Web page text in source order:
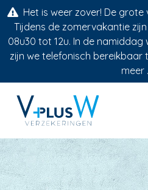
Het is weer zover! De grote
Tijdens de zomervakantie
08u30 tot 12u. In de
zijn we telefonisch bereikbaar
meer